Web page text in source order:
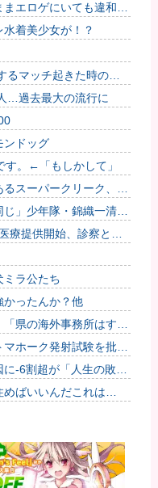
まエロゲにいても違和感
水着美少女が！？
るマッチ起きた時の対
…過去最大の流行に
ンドッグ
す。←「もしかして」
るスーパークリーク、い
じ」少年隊・錦織一清が
出論
療提供開始、診察と薬
ミラ公たち
ったんか？他
県の海外事務所はすべ
ら理解得られないでし
ホーク発射試験を批
-6割超が「人生の敗
めばいいんだこれは…